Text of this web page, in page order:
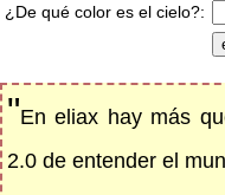
¿De qué color es el cielo?:
"En eliax hay más
2.0 de entender el